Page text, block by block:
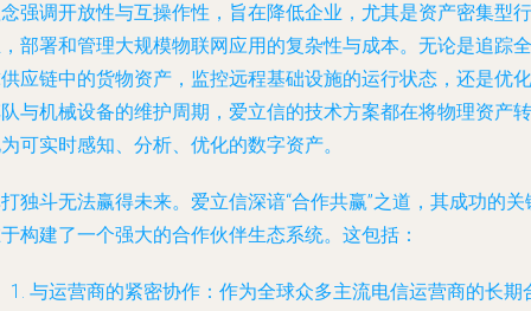
强调开放性与互操作性，旨在降低企业，尤其是资产密集型行
部署和管理大规模物联网应用的复杂性与成本。无论是追踪全
应链中的货物资产，监控远程基础设施的运行状态，还是优化
与机械设备的维护周期，爱立信的技术方案都在将物理资产转
可实时感知、分析、优化的数字资产。
独斗无法赢得未来。爱立信深谙“合作共赢”之道，其成功的关
构建了一个强大的合作伙伴生态系统。这包括：
与运营商的紧密协作 ：作为全球众多主流电信运营商的长期